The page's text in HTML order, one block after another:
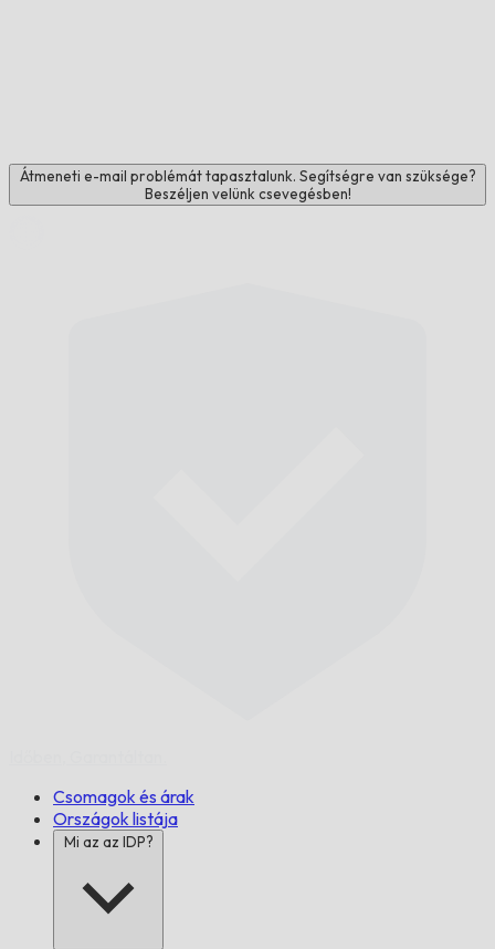
Átmeneti e-mail problémát tapasztalunk. Segítségre van szüksége?
Beszéljen velünk csevegésben!
Csomagok és árak
Országok listája
Mi az az IDP?